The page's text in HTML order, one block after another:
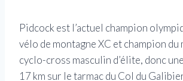
Pidcock est l’actuel champion
vélo de montagne XC et champion du
cyclo-cross masculin d’élite, donc
17 km sur le tarmac du Col du